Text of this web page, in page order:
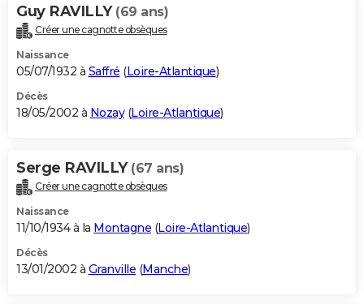
Guy RAVILLY (69 ans)
Créer une cagnotte obsèques
Naissance
05/07/1932 à Saffré (Loire-Atlantique)
Décès
18/05/2002 à Nozay(Loire-Atlantique)
Serge RAVILLY (67 ans)
Créer une cagnotte obsèques
Naissance
11/10/1934 à la Montagne (Loire-Atlantique)
Décès
13/01/2002 à Granville (Manche)